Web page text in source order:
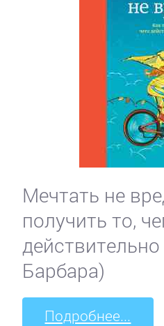
Мечтать не
получить то,
Барбара)
Подробнее...